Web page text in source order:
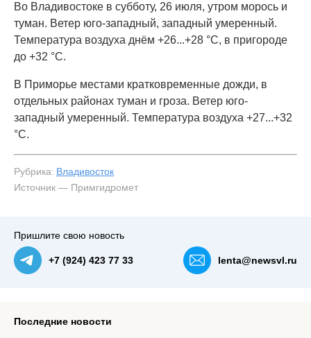
Во Владивостоке в субботу, 26 июля, утром морось и
туман. Ветер юго-западный, западный умеренный.
Температура воздуха днём +26...+28 °C, в пригороде
до +32 °С.
В Приморье местами кратковременные дожди, в
отдельных районах туман и гроза. Ветер юго-
западный умеренный. Температура воздуха +27...+32
°C.
Рубрика: Владивосток
Источник — Примгидромет
Пришлите свою новость
+7 (924) 423 77 33 lenta@newsvl.ru
Последние новости